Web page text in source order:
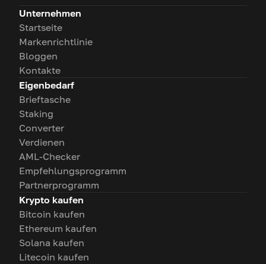
Unternehmen
Startseite
Markenrichtlinie
Bloggen
Kontakte
Eigenbedarf
Brieftasche
Staking
Converter
Verdienen
AML-Checker
Empfehlungsprogramm
Partnerprogramm
Krypto kaufen
Bitcoin kaufen
Ethereum kaufen
Solana kaufen
Litecoin kaufen